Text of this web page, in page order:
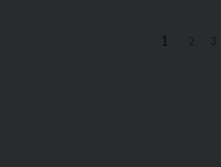
1 2 3